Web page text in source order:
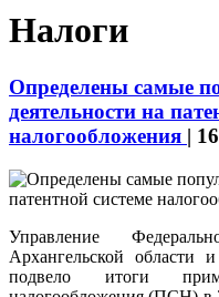
Налоги
Определены самые
деятельности на
налогообложения |
Управление
Архангельской области
подвело итоги